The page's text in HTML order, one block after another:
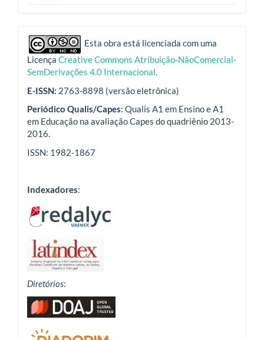
indexadoresEsta obra está licenciada com uma
Licença Creative Commons Atribuição-NãoComercial-
SemDerivações 4.0 Internacional.
E-ISSN: 2763-8898 (versão eletrônica)
Periódico Qualis/Capes: Qualis A1 em Ensino e A1
em Educação na avaliação Capes do quadriênio 2013-
2016.
ISSN: 1982-1867
Indexadores:
Diretórios: